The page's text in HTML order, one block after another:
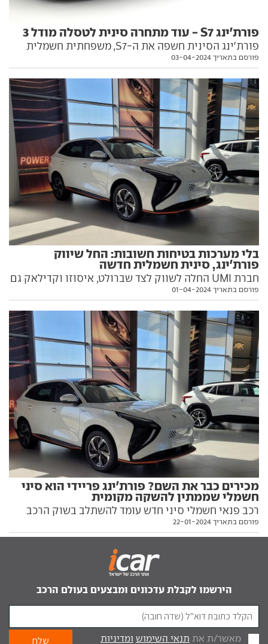
פורת'ינג S7 - עוד מתחרה סינית לטסלה מודל 3
פורת'ינג הסינית חשפה את ה-S7, משפחתית חשמלית
בפנים
פורסם בתאריך 03-04-2024
בלי מערכות בטיחות חשובות: החל שיווק
פורת'ינג, סינית חשמלית חדשה
חברת UMI החלה לשווק לצד שברולט, איסוזו וקדילאק גם
את רכב הפנאי החשמלי פורת'ינג פריידי. טווח הנסיעה
בטיחות אקטיביות חשובות
פורסם בתאריך 01-04-2024
מכירים כבר את השם? פורת'ינג פריידי הוא סיני
חשמלי שממתין להשקה מקומית
רכב פנאי חשמלי סיני חדש עומד להשתלב בשוק הרכב
הישראלי, אחרי המתנה ארוכה לתחילת פעילות המותג.
השם הוא פריידיי, המותג הוא פורת'ינג, היבואנית היא
UMI ומועד תחילת הפעילות עדיין תחת ההגדרה "בקרוב".
הנה כל מה שידוע לנו על המצטרף החדש
פורסם בתאריך 22-01-2024
הירשמו לקבלת עדכונים ומבצעים בעולם הרכב
מאשר/ת את תנאי השימוש ומדיניות